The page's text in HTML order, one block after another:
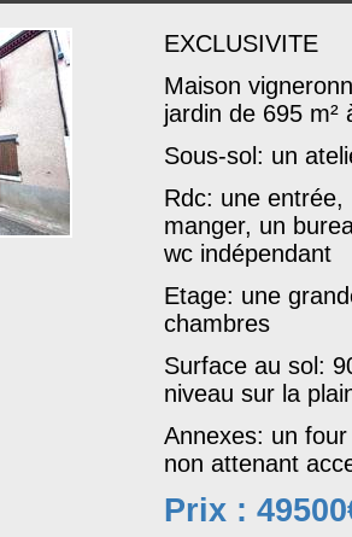
EXCLUSIVITE
Maison
jardin de 695 m²
Sous-sol: un
Rdc: une
manger, un
wc indépendant
Etage: une
chambres
Surface au sol:
niveau sur la
Annexes: un
non attenant
Prix :